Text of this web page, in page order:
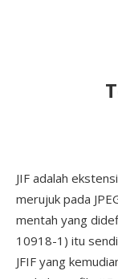
JIF adalah
merujuk pada
mentah yang
10918-1) itu
JFIF yang